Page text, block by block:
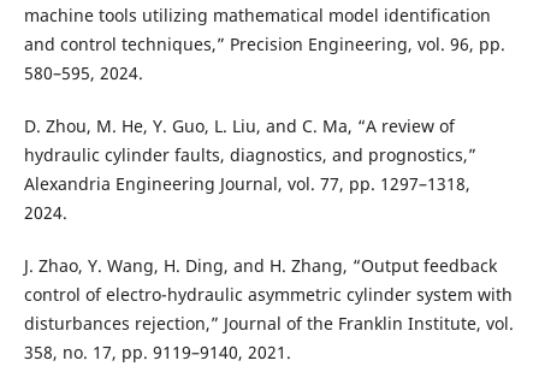
machine tools utilizing mathematical model identification
and control techniques,” Precision Engineering, vol. 96, pp.
580–595, 2024.
D. Zhou, M. He, Y. Guo, L. Liu, and C. Ma, “A review of
hydraulic cylinder faults, diagnostics, and prognostics,”
Alexandria Engineering Journal, vol. 77, pp. 1297–1318,
2024.
J. Zhao, Y. Wang, H. Ding, and H. Zhang, “Output feedback
control of electro-hydraulic asymmetric cylinder system with
disturbances rejection,” Journal of the Franklin Institute, vol.
358, no. 17, pp. 9119–9140, 2021.